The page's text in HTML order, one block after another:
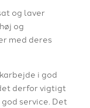
og laver
og
med deres
i god
derfor vigtigt
service. Det